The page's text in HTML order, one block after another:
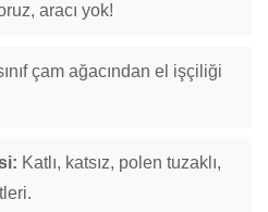
aracı yok!
çam ağacından el işçiliği
Katlı, katsız, polen tuzaklı,